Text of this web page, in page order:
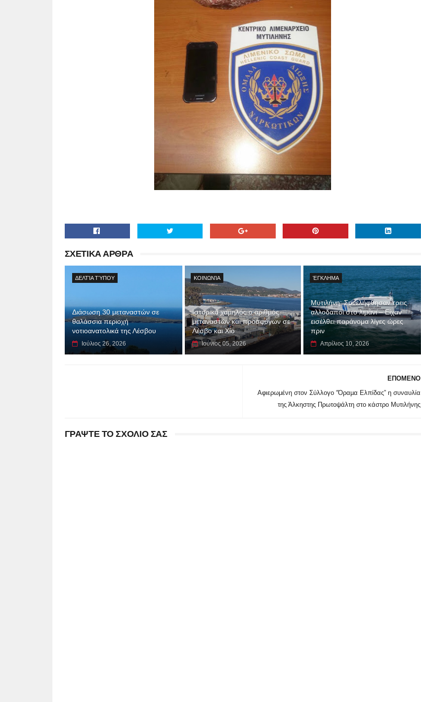
ΣΧΕΤΙΚΑ ΑΡΘΡΑ
ΔΕΛΤΊΑ ΤΎΠΟΥ
Διάσωση 30 μεταναστών σε
θαλάσσια περιοχή
νοτιοανατολικά της Λέσβου
Ιούλιος 26, 2026
ΚΟΙΝΩΝΊΑ
Ιστορικά χαμηλός ο αριθμός
μεταναστών και προσφύγων σε
Λέσβο και Χίο
Ιούνιος 05, 2026
ΈΓΚΛΗΜΑ
Μυτιλήνη: Συνελήφθησαν τρεις
αλλοδαποί στο λιμάνι – Είχαν
εισέλθει παράνομα λίγες ώρες
πριν
Απρίλιος 10, 2026
ΕΠΟΜΕΝΟ
Αφιερωμένη στον Σύλλογο “Όραµα Ελπίδας” η συναυλία
της Άλκηστης Πρωτοψάλτη στο κάστρο Μυτιλήνης
ΓΡΑΨΤΕ ΤΟ ΣΧΟΛΙΟ ΣΑΣ